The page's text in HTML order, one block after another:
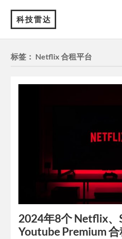
科技雷达
标签： Netflix 合租平台
2024年8个 Netflix、
Youtube Premium